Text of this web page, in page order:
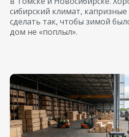
сибирский климат,
сделать так, чтобы зимой
дом не «поплыл».